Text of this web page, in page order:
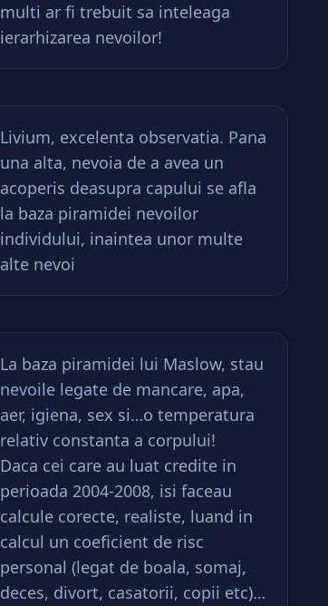
multi ar fi trebuit sa inteleaga
ierarhizarea nevoilor!
Livium, excelenta observatia. Pana
una alta, nevoia de a avea un
acoperis deasupra capului se afla
la baza piramidei nevoilor
individului, inaintea unor multe
alte nevoi
La baza piramidei lui Maslow, stau
nevoile legate de mancare, apa,
aer, igiena, sex si…o temperatura
relativ constanta a corpului!
Daca cei care au luat credite in
perioada 2004-2008, isi faceau
calcule corecte, realiste, luand in
calcul un coeficient de risc
personal (legat de boala, somaj,
deces, divort, casatorii, copii etc)…